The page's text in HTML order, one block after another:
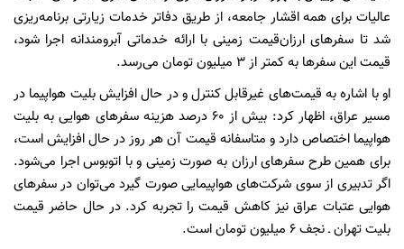
عالیات برای همه اقشار جامعه، از طریق دفاتر خدمات زیارتی برنامه‌ریزی
شد تا سفر‌های ارزان‌قیمت زمینی با ارائه خدماتی آبرومندانه اجرا شود،
قیمت این سفر‌ها به کمتر از ۳ میلیون تومان می‌رسد.
او با اشاره به قیمت‌های غیرقابل کنترل و در حال افزایش بلیت هواپیما در
مسیر عراق، اظهار کرد: بیش از ۶۰ درصد هزینه سفر‌های هوایی به بلیت
هواپیما اختصاص دارد و متاسفانه قیمت آن هر روز در حال افزایش است،
برای همین طرح سفر‌های ارزان به صورت زمینی و با اتوبوس اجرا می‌شود.
اگر تدبیری از سوی شرکت‌های هواپیمایی صورت گیرد می‌توان در سفر‌های
هوایی عتبات عراق نیز کاهش قیمت را تجربه کرد. در حال حاضر قیمت
بلیت تهران ـ نجف ۶ میلیون تومان است.